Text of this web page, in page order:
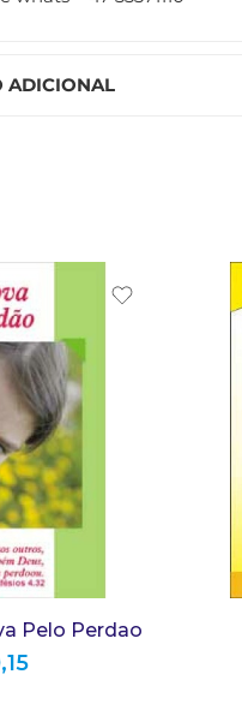
ADICIONAL
Pelo Perdao